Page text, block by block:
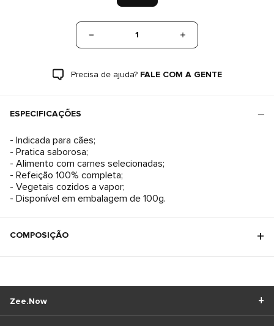
1
Precisa de ajuda? FALE COM A GENTE
ESPECIFICAÇÕES
- Indicada para cães;
- Pratica saborosa;
- Alimento com carnes selecionadas;
- Refeição 100% completa;
- Vegetais cozidos a vapor;
- Disponível em embalagem de 100g.
COMPOSIÇÃO
Zee.Now